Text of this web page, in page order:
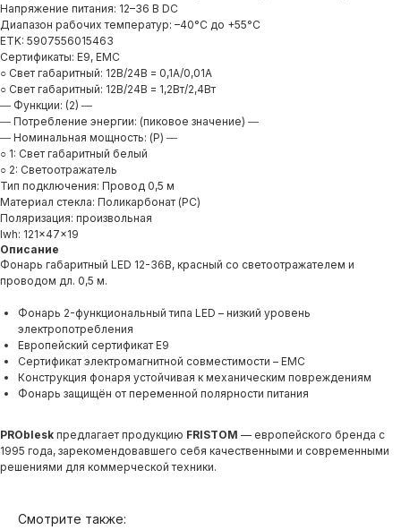
Напряжение питания: 12–36 В DC
Диапазон рабочих температур: –40°C до +55°C
ETK: 5907556015463
Сертификаты: E9, EMC
○ Свет габаритный: 12В/24В = 0,1А/0,01А
○ Свет габаритный: 12В/24В = 1,2Вт/2,4Вт
― Функции: (2) ―
― Потребление энергии: (пиковое значение) ―
― Номинальная мощность: (P) ―
○ 1: Свет габаритный белый
○ 2: Светоотражатель
Тип подключения: Провод 0,5 м
Материал стекла: Поликарбонат (PC)
Поляризация: произвольная
lwh: 121x47x19
Описание
Фонарь габаритный LED 12-36В, красный со светоотражателем и
проводом дл. 0,5 м.
Фонарь 2-функциональный типа LED – низкий уровень
электропотребления
Европейский сертификат E9
Сертификат электромагнитной совместимости – EMC
Конструкция фонаря устойчивая к механическим повреждениям
Фонарь защищён от переменной полярности питания
PROblesk предлагает продукцию FRISTOM — европейского бренда с
1995 года, зарекомендовавшего себя качественными и современными
решениями для коммерческой техники.
Смотрите также:
Продукция
О компании
Доставка и оплата
Вопросы и ответы
Как купить?